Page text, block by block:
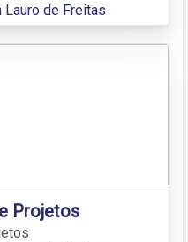
de Freitas
Projetos